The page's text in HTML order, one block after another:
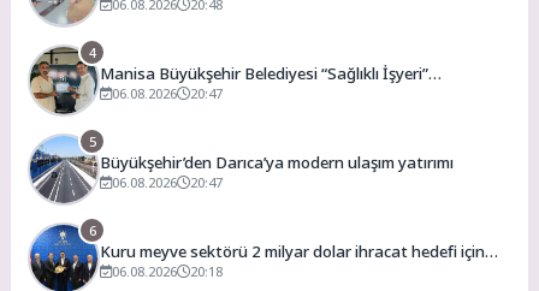
Yatırıldı
06.08.2026 20:48
4
Manisa Büyükşehir Belediyesi “Sağlıklı İşyeri”
Sertifikasını Aldı
06.08.2026 20:47
5
Büyükşehir’den Darıca’ya modern ulaşım yatırımı
06.08.2026 20:47
6
Kuru meyve sektörü 2 milyar dolar ihracat hedefi için
Ankara’dan destek istedi
06.08.2026 20:18